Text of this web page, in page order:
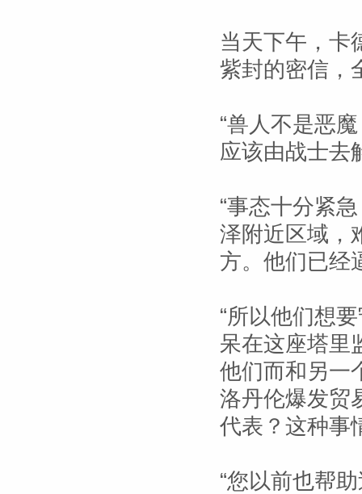
当天下午，卡
紫封的密信，
“兽人不是恶
应该由战士去
“事态十分紧
泽附近区域，
方。他们已经
“所以他们想
呆在这座塔里
他们而和另一
洛丹伦爆发贸
代表？这种事
“您以前也帮